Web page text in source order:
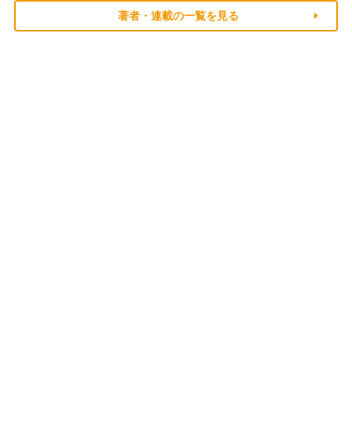
著者・連載の一覧を見る